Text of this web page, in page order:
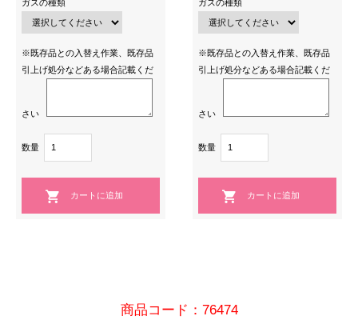
ガスの種類
※既存品との入替え作業、既存品
引上げ処分などある場合記載くだ
さい
数量
ガスの種類
※既存品との入替え作業、既存品
引上げ処分などある場合記載くだ
さい
数量
商品コード：76474